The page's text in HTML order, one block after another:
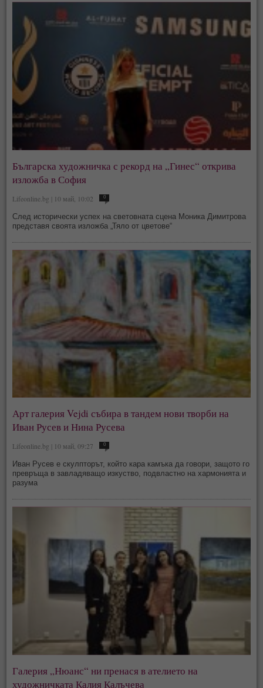
Българска художничка с рекорд на „Гинес“ открива
изложба в София
Lifeonline.bg | 10 май, 10:02 0
След исторически успех на световната сцена Моника Димитрова
представя своята изложба „Тяло от цветове“
Арт галерия Vejdi събира в тандем нови творби на
Иван Русев и Нина Русева
Lifeonline.bg | 10 май, 09:27 0
Иван Русев е скулпторът, който кара камъка да говори, защото го
превръща в завладяващо изкуство, подвластно на хармонията и
разума
Галерия „Нюанс“ ни пренася в ателието на
художничката Калия Калъчева